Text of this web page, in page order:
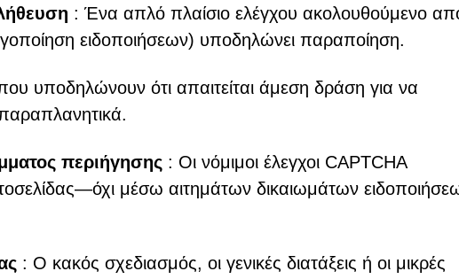
: Ένα απλό πλαίσιο ελέγχου ακολουθούμενο
ειδοποιήσεων) υποδηλώνει παραποίηση.
υποδηλώνουν ότι απαιτείται άμεση δράση για να
περιήγησης : Οι νόμιμοι έλεγχοι CAPTCHA
μέσω αιτημάτων δικαιωμάτων
: Ο κακός σχεδιασμός, οι γενικές διατάξεις ή οι μικρές